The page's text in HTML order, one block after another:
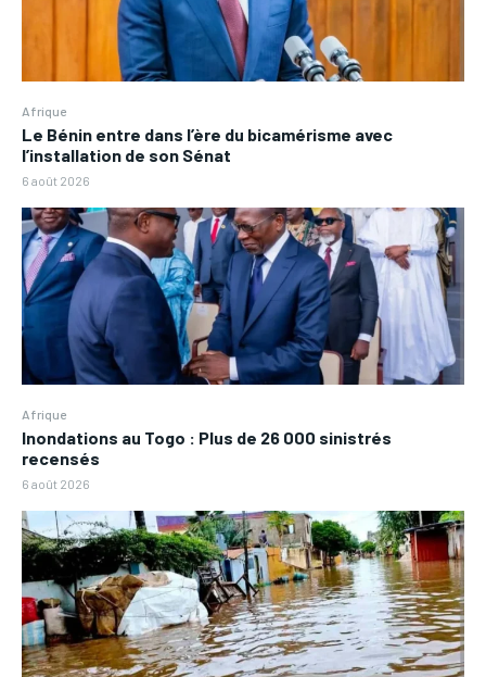
Afrique
Le Bénin entre dans l’ère du bicamérisme avec
l’installation de son Sénat
6 août 2026
Afrique
Inondations au Togo : Plus de 26 000 sinistrés
recensés
6 août 2026